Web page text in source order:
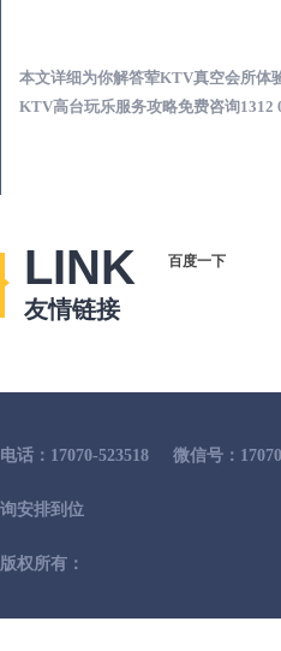
本文详细为你解答荤KTV真空会所体
KTV高台玩乐服务攻略免费咨询1312
LINK
友情链接
百度一下
电话：17070-523518 微信号：
询安排到位
版权所有：